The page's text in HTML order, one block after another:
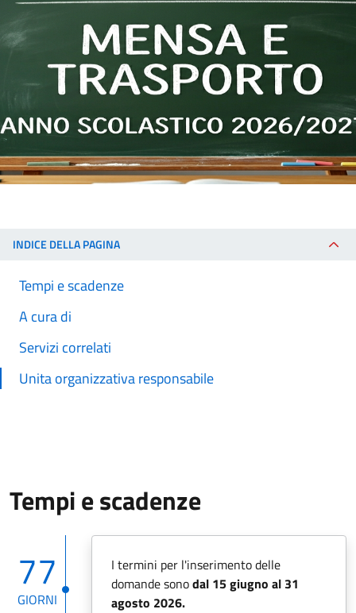
INDICE DELLA PAGINA
Tempi e scadenze
A cura di
Servizi correlati
Unita organizzativa responsabile
Tempi e scadenze
77
GIORNI
I termini per l'inserimento delle
domande sonodal 15 giugno al 31
agosto 2026.